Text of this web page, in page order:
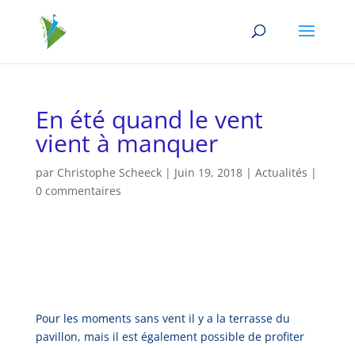
En été quand le vent
vient à manquer
par Christophe Scheeck| Juin 19, 2018| Actualités |
0 commentaires
Pour les moments sans vent il y a la terrasse du
pavillon, mais il est également possible de profiter